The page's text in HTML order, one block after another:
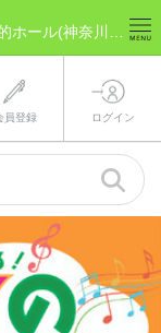
員登録 ログイン